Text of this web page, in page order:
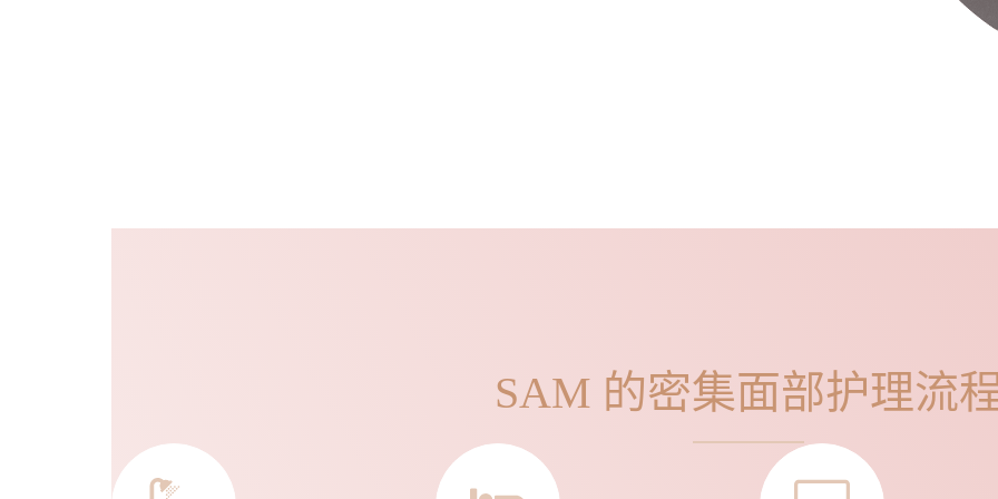
SAM 的密集面部护理流